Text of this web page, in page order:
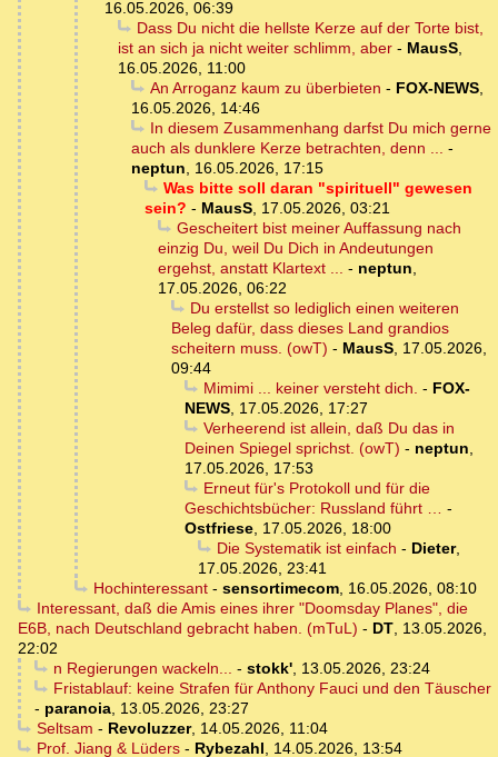
16.05.2026, 06:39
Dass Du nicht die hellste Kerze auf der Torte bist,
ist an sich ja nicht weiter schlimm, aber - MausS,
16.05.2026, 11:00
An Arroganz kaum zu überbieten - FOX-NEWS,
16.05.2026, 14:46
In diesem Zusammenhang darfst Du mich gerne
auch als dunklere Kerze betrachten, denn ... -
neptun, 16.05.2026, 17:15
Was bitte soll daran "spirituell" gewesen
sein? - MausS, 17.05.2026, 03:21
Gescheitert bist meiner Auffassung nach
einzig Du, weil Du Dich in Andeutungen
ergehst, anstatt Klartext ... - neptun,
17.05.2026, 06:22
Du erstellst so lediglich einen weiteren
Beleg dafür, dass dieses Land grandios
scheitern muss. (owT) - MausS, 17.05.2026,
09:44
Mimimi ... keiner versteht dich. - FOX-
NEWS, 17.05.2026, 17:27
Verheerend ist allein, daß Du das in
Deinen Spiegel sprichst. (owT) - neptun,
17.05.2026, 17:53
Erneut für's Protokoll und für die
Geschichtsbücher: Russland führt … -
Ostfriese, 17.05.2026, 18:00
Die Systematik ist einfach - Dieter,
17.05.2026, 23:41
Hochinteressant- sensortimecom, 16.05.2026, 08:10
Interessant, daß die Amis eines ihrer "Doomsday Planes", die
E6B, nach Deutschland gebracht haben. (mTuL) - DT, 13.05.2026,
22:02
n Regierungen wackeln... - stokk', 13.05.2026, 23:24
Fristablauf: keine Strafen für Anthony Fauci und den Täuscher
- paranoia, 13.05.2026, 23:27
Seltsam - Revoluzzer, 14.05.2026, 11:04
Prof. Jiang & Lüders- Rybezahl, 14.05.2026, 13:54